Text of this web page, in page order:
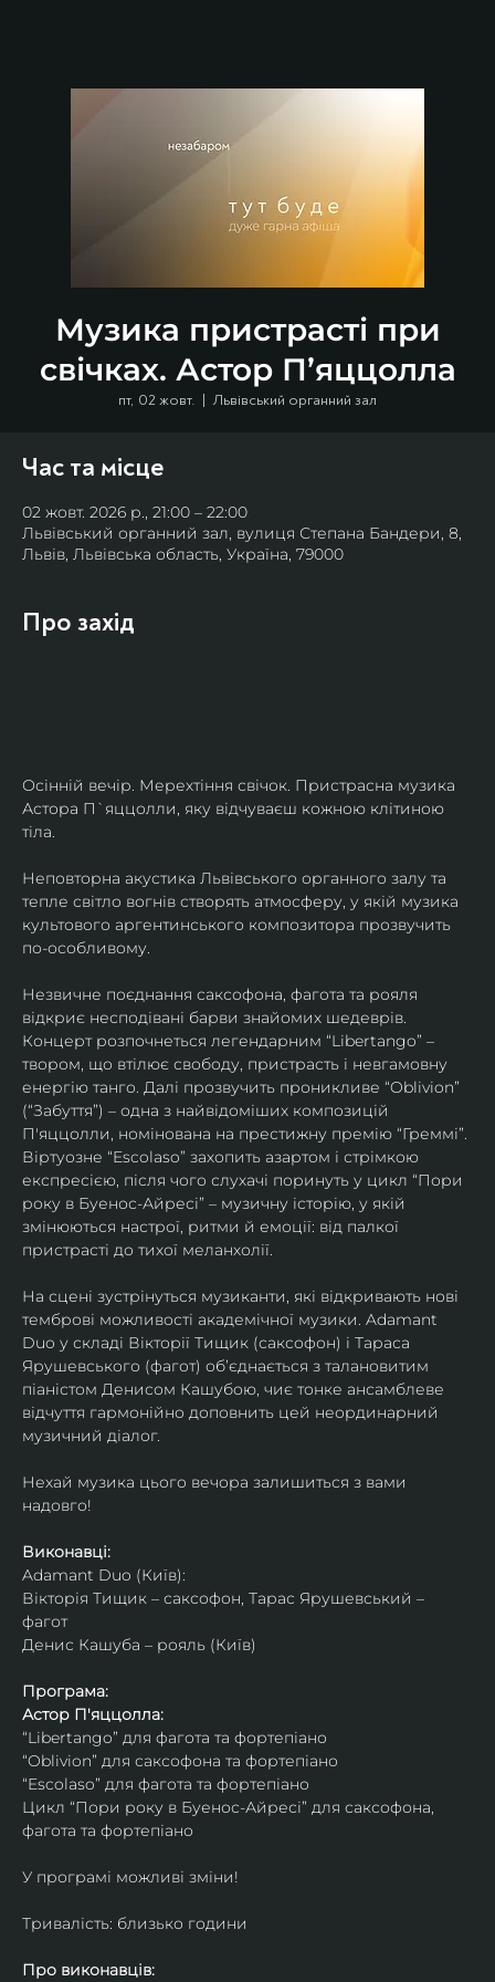
Музика пристрасті при
свічках. Астор П’яццолла
пт, 02 жовт.
  |
Львівський органний зал
Час та місце
02 жовт. 2026 р., 21:00 – 22:00
Львівський органний зал, вулиця Степана Бандери, 8,
Львів, Львівська область, Україна, 79000
Про захід
Осінній вечір. Мерехтіння свічок. Пристрасна музика
Астора П`яццолли, яку відчуваєш кожною клітиною
тіла.
Неповторна акустика Львівського органного залу та
тепле світло вогнів створять атмосферу, у якій музика
культового аргентинського композитора прозвучить
по-особливому.
Незвичне поєднання саксофона, фагота та рояля
відкриє несподівані барви знайомих шедеврів.
Концерт розпочнеться легендарним “Libertango” –
твором, що втілює свободу, пристрасть і невгамовну
енергію танго. Далі прозвучить проникливе “Oblivion”
(“Забуття”) – одна з найвідоміших композицій
П'яццолли, номінована на престижну премію “Греммі”.
Віртуозне “Escolaso” захопить азартом і стрімкою
експресією, після чого слухачі поринуть у цикл “Пори
року в Буенос-Айресі” – музичну історію, у якій
змінюються настрої, ритми й емоції: від палкої
пристрасті до тихої меланхолії.
На сцені зустрінуться музиканти, які відкривають нові
темброві можливості академічної музики. Adamant
Duo у складі Вікторії Тищик (саксофон) і Тараса
Ярушевського (фагот) об’єднається з талановитим
піаністом Денисом Кашубою, чиє тонке ансамблеве
відчуття гармонійно доповнить цей неординарний
музичний діалог.
Нехай музика цього вечора залишиться з вами
надовго!
Виконавці:
Adamant Duo (Київ):
Вікторія Тищик – саксофон, Тарас Ярушевський –
фагот
Денис Кашуба – рояль (Київ)
Програма:
Астор П'яццолла:
“Libertango” для фагота та фортепіано
“Oblivion” для саксофона та фортепіано
“Escolaso” для фагота та фортепіано
Цикл “Пори року в Буенос-Айресі” для саксофона,
фагота та фортепіано
У програмі можливі зміни!
Тривалість: близько години
Про виконавців: